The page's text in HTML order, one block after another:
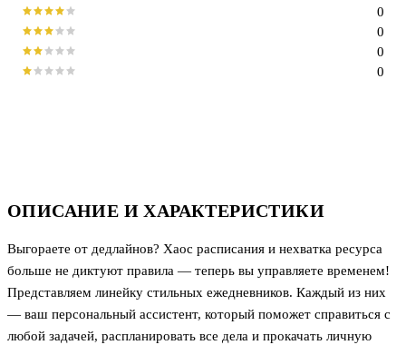
ОПИСАНИЕ И ХАРАКТЕРИСТИКИ
Выгораете от дедлайнов? Хаос расписания и нехватка ресурса
больше не диктуют правила — теперь вы управляете временем!
Представляем линейку стильных ежедневников. Каждый из них
— ваш персональный ассистент, который поможет справиться с
любой задачей, распланировать все дела и прокачать личную
0
0
0
0